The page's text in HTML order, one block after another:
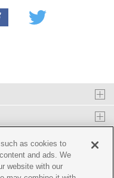
as cookies to
and ads. We
website with our